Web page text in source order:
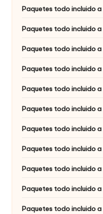
Paquetes todo incluido a
Paquetes todo incluido
Paquetes todo incluido
Paquetes todo incluido a
Paquetes todo incluido a
Paquetes todo incluido a
Paquetes todo incluido a
Paquetes todo incluido a
Paquetes todo incluido a
Paquetes todo incluido a
Paquetes todo incluido a